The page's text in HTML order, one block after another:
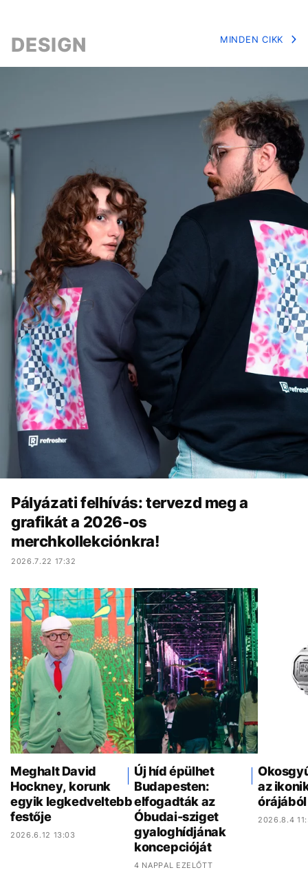
DESIGN MINDEN CIKK
Pályázati felhívás: tervezd meg a
grafikát a 2026-os
merchkollekciónkra!
2026.7.22 17:32
Meghalt David
Hockney, korunk
egyik legkedveltebb
festője
2026.6.12 13:03
Új híd épülhet
Budapesten:
elfogadták az
Óbudai-sziget
gyaloghídjának
koncepcióját
4 NAPPAL EZELŐTT
az
órájából
2026.8.4